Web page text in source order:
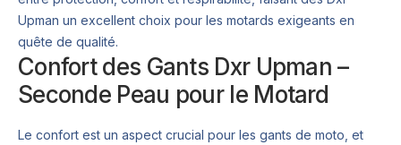
Upman un excellent choix pour les motards exigeants en
quête de qualité.
Confort des Gants Dxr Upman –
Seconde Peau pour le Motard
Le confort est un aspect crucial pour les gants de moto, et